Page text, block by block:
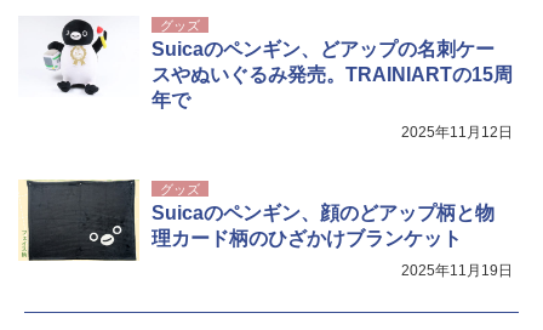
グッズ
Suicaのペンギン、どアップの名刺ケー
スやぬいぐるみ発売。TRAINIARTの15周
年で
2025年11月12日
グッズ
Suicaのペンギン、顔のどアップ柄と物
理カード柄のひざかけブランケット
2025年11月19日